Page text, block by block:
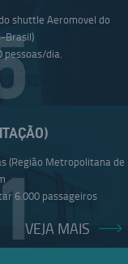
shuttle Aeromovel do
Brasil)
dia.
(Região Metropolitana de
6.000 passageiros
VEJA MAIS